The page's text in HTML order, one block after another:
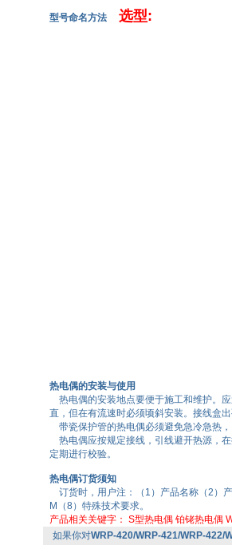
型号命名方法 选型:
热电偶的安装与使用
热电偶的安装地点要便于施工和维护。
直，但在有流速时必须顷斜安装。接线盒
带瓷保护管的热电偶必须避免急冷急热
热电偶应按规定接线，引线避开热源，
定期进行校验。
热电偶订货须知
订货时，用户注：（1）产品名称（2）
M（8）特殊技术要求。
产品相关关键字： S型热电偶 铂铑热电偶
如果你对WRP-420/WRP-421/WRP-422/